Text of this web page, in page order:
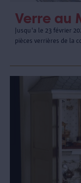
Verre au
Jusqu'a le 23 février
pièces verrières de la